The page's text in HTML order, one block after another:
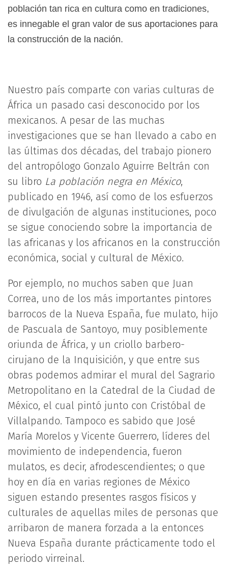
población tan rica en cultura como en tradiciones,
es innegable el gran valor de sus aportaciones para
la construcción de la nación.
Nuestro país comparte con varias culturas de
África un pasado casi desconocido por los
mexicanos. A pesar de las muchas
investigaciones que se han llevado a cabo en
las últimas dos décadas, del trabajo pionero
del antropólogo Gonzalo Aguirre Beltrán con
su libro La población negra en México,
publicado en 1946, así como de los esfuerzos
de divulgación de algunas instituciones, poco
se sigue conociendo sobre la importancia de
las africanas y los africanos en la construcción
económica, social y cultural de México.
Por ejemplo, no muchos saben que Juan
Correa, uno de los más importantes pintores
barrocos de la Nueva España, fue mulato, hijo
de Pascuala de Santoyo, muy posiblemente
oriunda de África, y un criollo barbero-
cirujano de la Inquisición, y que entre sus
obras podemos admirar el mural del Sagrario
Metropolitano en la Catedral de la Ciudad de
México, el cual pintó junto con Cristóbal de
Villalpando. Tampoco es sabido que José
María Morelos y Vicente Guerrero, líderes del
movimiento de independencia, fueron
mulatos, es decir, afrodescendientes; o que
hoy en día en varias regiones de México
siguen estando presentes rasgos físicos y
culturales de aquellas miles de personas que
arribaron de manera forzada a la entonces
Nueva España durante prácticamente todo el
periodo virreinal.